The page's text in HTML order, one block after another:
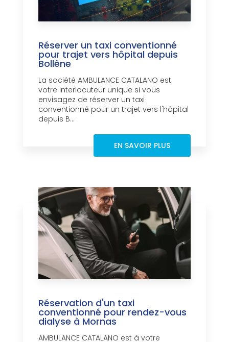
Réserver un taxi conventionné
pour trajet vers hôpital depuis
Bollène
La société AMBULANCE CATALANO est
votre interlocuteur unique si vous
envisagez de réserver un taxi
conventionné pour un trajet vers l'hôpital
depuis B...
EN SAVOIR PLUS
Réservation d'un taxi
conventionné pour rendez-vous
dialyse à Mornas
AMBULANCE CATALANO est à votre